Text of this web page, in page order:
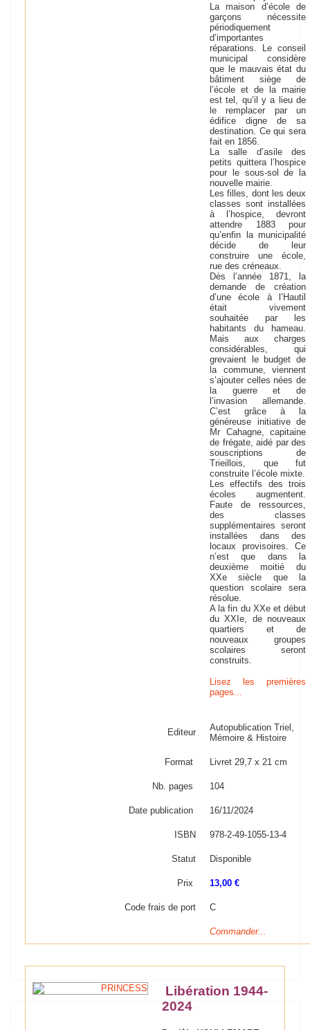
La maison d’école de
garçons nécessite
périodiquement
d’importantes
réparations. Le conseil
municipal considère
que le mauvais état du
bâtiment siège de
l’école et de la mairie
est tel, qu’il y a lieu de
le remplacer par un
édifice digne de sa
destination. Ce qui sera
fait en 1856.
La salle d’asile des
petits quittera l’hospice
pour le sous-sol de la
nouvelle mairie.
Les filles, dont les deux
classes sont installées
à l’hospice, devront
attendre 1883 pour
qu’enfin la municipalité
décide de leur
construire une école,
rue des créneaux.
Dès l’année 1871, la
demande de création
d’une école à l’Hautil
était vivement
souhaitée par les
habitants du hameau.
Mais aux charges
considérables, qui
grevaient le budget de
la commune, viennent
s’ajouter celles nées de
la guerre et de
l’invasion allemande.
C’est grâce à la
généreuse initiative de
Mr Cahagne, capitaine
de frégate, aidé par des
souscriptions de
Trieillois, que fut
construite l’école mixte.
Les effectifs des trois
écoles augmentent.
Faute de ressources,
des classes
supplémentaires seront
installées dans des
locaux provisoires. Ce
n’est que dans la
deuxième moitié du
XXe siècle que la
question scolaire sera
résolue.
A la fin du XXe et début
du XXIe, de nouveaux
quartiers et de
nouveaux groupes
scolaires seront
construits.
Lisez les premières
pages...
Editeur
Autopublication Triel,
Mémoire & Histoire
Format Livret 29,7 x 21 cm
Nb. pages 104
Date publication 16/11/2024
ISBN 978-2-49-1055-13-4
Statut Disponible
Prix 13,00 €
Code frais de port C
Commander...
Libération 1944-
2024